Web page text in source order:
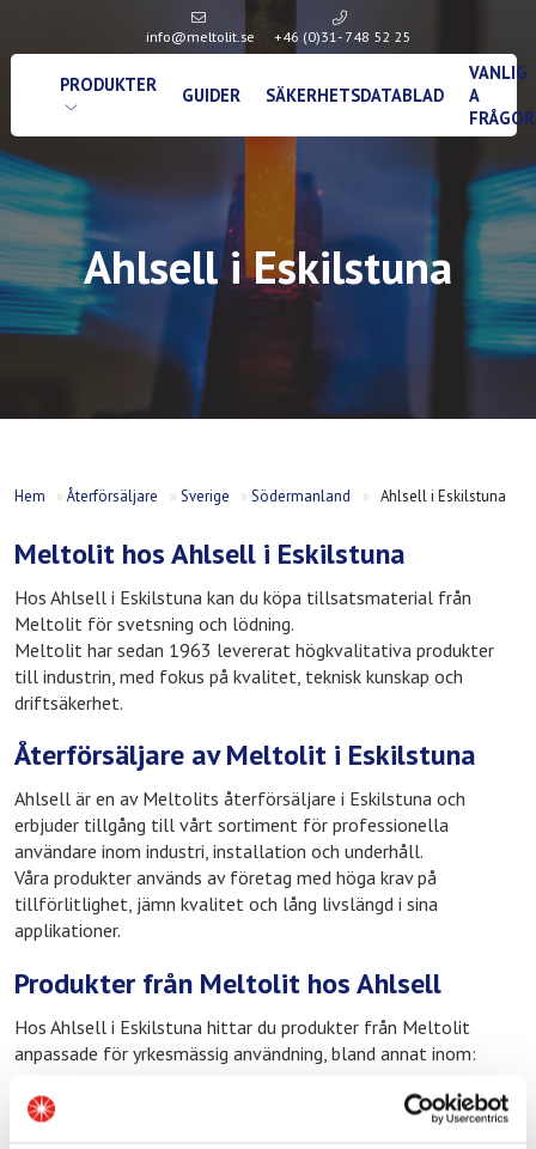
info@meltolit.se +46 (0)31- 748 52 25
PRODUKTER GUIDER SÄKERHETSDATABLAD
VANLIG
A
FRÅGOR
Ahlsell i Eskilstuna
Hem »Återförsäljare » Sverige »Södermanland » Ahlsell i Eskilstuna
Meltolit hos Ahlsell i Eskilstuna
Hos Ahlsell i Eskilstuna kan du köpa tillsatsmaterial från
Meltolit för svetsning och lödning.
Meltolit har sedan 1963 levererat högkvalitativa produkter
till industrin, med fokus på kvalitet, teknisk kunskap och
driftsäkerhet.
Återförsäljare av Meltolit i Eskilstuna
Ahlsell är en av Meltolits återförsäljare i Eskilstuna och
erbjuder tillgång till vårt sortiment för professionella
användare inom industri, installation och underhåll.
Våra produkter används av företag med höga krav på
tillförlitlighet, jämn kvalitet och lång livslängd i sina
applikationer.
Produkter från Meltolit hos Ahlsell
Hos Ahlsell i Eskilstuna hittar du produkter från Meltolit
anpassade för yrkesmässig användning, bland annat inom:
Tillsatsmaterial för svetsning